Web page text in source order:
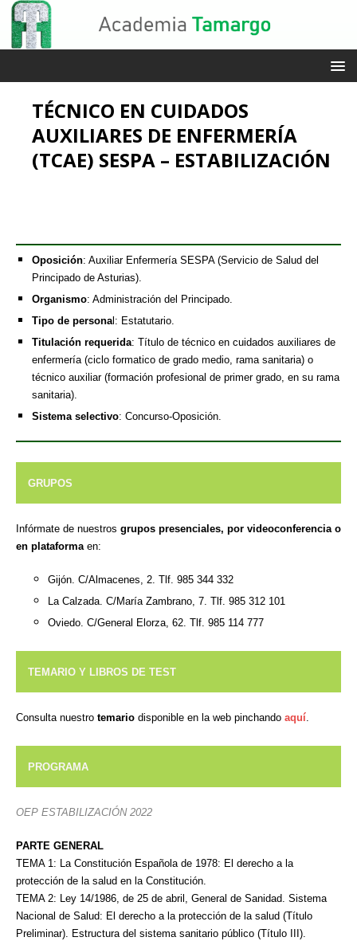
TÉCNICO EN CUIDADOS
AUXILIARES DE ENFERMERÍA
(TCAE) SESPA – ESTABILIZACIÓN
Oposición: Auxiliar Enfermería SESPA (Servicio de Salud del
Principado de Asturias).
Organismo: Administración del Principado.
Tipo de personal: Estatutario.
Titulación requerida: Título de técnico en cuidados auxiliares de
enfermería (ciclo formatico de grado medio, rama sanitaria) o
técnico auxiliar (formación profesional de primer grado, en su rama
sanitaria).
Sistema selectivo: Concurso-Oposición.
GRUPOS
Infórmate de nuestros grupos presenciales, por videoconferencia o
en plataformaen:
Gijón. C/Almacenes, 2. Tlf. 985 344 332
La Calzada. C/María Zambrano, 7. Tlf. 985 312 101
Oviedo. C/General Elorza, 62. Tlf. 985 114 777
TEMARIO Y LIBROS DE TEST
Consulta nuestro temario disponible en la web pinchando aquí.
PROGRAMA
OEP ESTABILIZACIÓN 2022
PARTE GENERAL
TEMA 1: La Constitución Española de 1978: El derecho a la
protección de la salud en la Constitución.
TEMA 2: Ley 14/1986, de 25 de abril, General de Sanidad. Sistema
Nacional de Salud: El derecho a la protección de la salud (Título
Preliminar). Estructura del sistema sanitario público (Título III).